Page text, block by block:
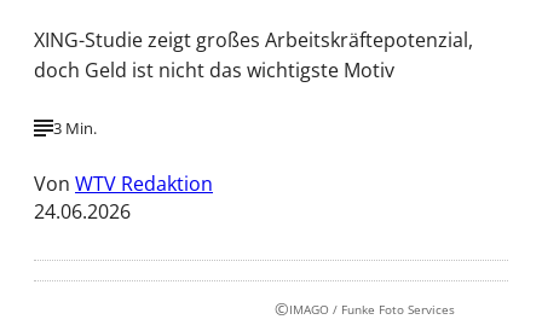
XING-Studie zeigt großes Arbeitskräftepotenzial,
doch Geld ist nicht das wichtigste Motiv
3 Min.
Von WTV Redaktion
24.06.2026
©IMAGO / Funke Foto Services